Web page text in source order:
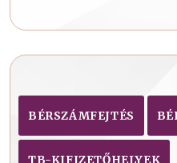
BÉRSZÁMFEJTÉS
TB-KIFIZETŐHELYEK